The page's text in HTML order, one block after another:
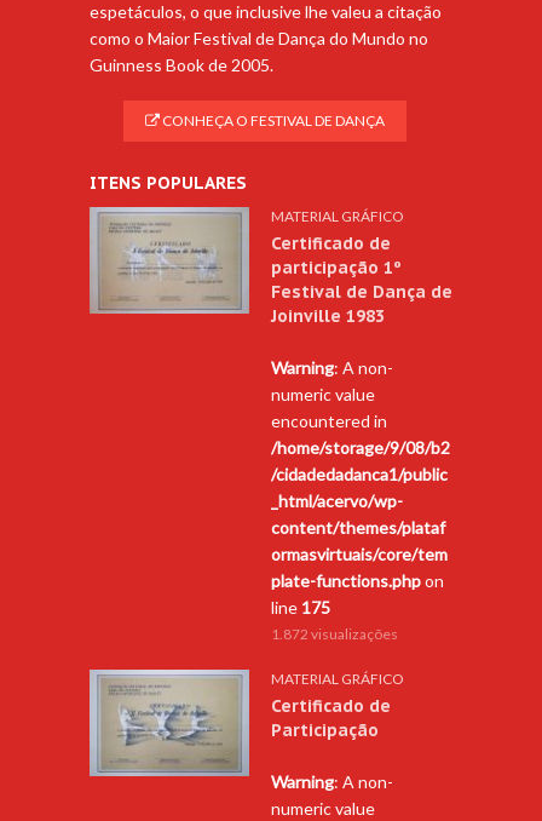
espetáculos, o que inclusive lhe valeu a citação
como o Maior Festival de Dança do Mundo no
Guinness Book de 2005.
CONHEÇA O FESTIVAL DE DANÇA
ITENS POPULARES
MATERIAL GRÁFICO
Certificado de
participação 1º
Festival de Dança de
Joinville 1983
Warning: A non-
numeric value
encountered in
/home/storage/9/08/b2
/cidadedadanca1/public
_html/acervo/wp-
content/themes/plataf
ormasvirtuais/core/tem
plate-functions.phpon
line 175
1.872 visualizações
MATERIAL GRÁFICO
Certificado de
Participação
Warning: A non-
numeric value